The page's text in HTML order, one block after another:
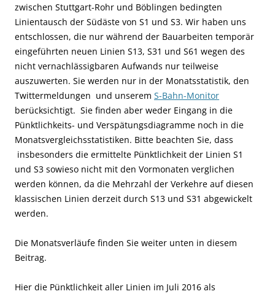
zwischen Stuttgart-Rohr und Böblingen bedingten
Linientausch der Südäste von S1 und S3. Wir haben uns
entschlossen, die nur während der Bauarbeiten temporär
eingeführten neuen Linien S13, S31 und S61 wegen des
nicht vernachlässigbaren Aufwands nur teilweise
auszuwerten. Sie werden nur in der Monatsstatistik, den
Twittermeldungen und unserem S-Bahn-Monitor
berücksichtigt. Sie finden aber weder Eingang in die
Pünktlichkeits- und Verspätungsdiagramme noch in die
Monatsvergleichsstatistiken. Bitte beachten Sie, dass
insbesonders die ermittelte Pünktlichkeit der Linien S1
und S3 sowieso nicht mit den Vormonaten verglichen
werden können, da die Mehrzahl der Verkehre auf diesen
klassischen Linien derzeit durch S13 und S31 abgewickelt
werden.
Die Monatsverläufe finden Sie weiter unten in diesem
Beitrag.
Hier die Pünktlichkeit aller Linien im Juli 2016 als